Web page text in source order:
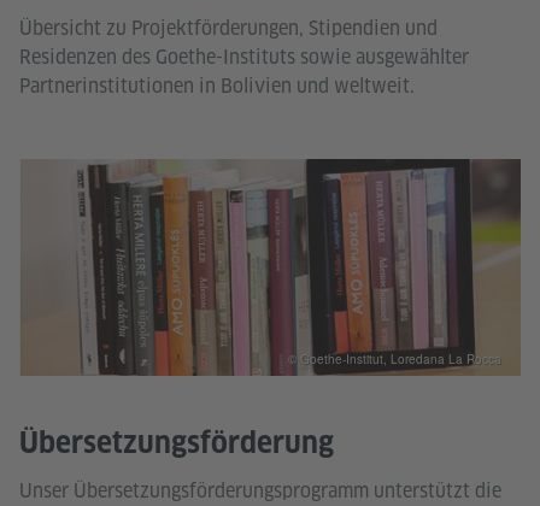
Übersicht zu Projektförderungen, Stipendien und
Residenzen des Goethe-Instituts sowie ausgewählter
Partnerinstitutionen in Bolivien und weltweit.
Übersetzungsförderung
Unser Übersetzungsförderungsprogramm unterstützt die
© Goethe-Institut, Loredana La Rocca